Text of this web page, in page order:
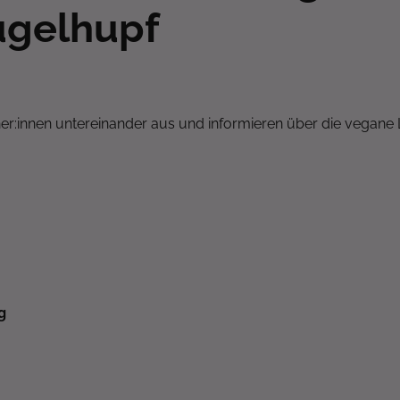
untereinander aus und informieren über die vegane